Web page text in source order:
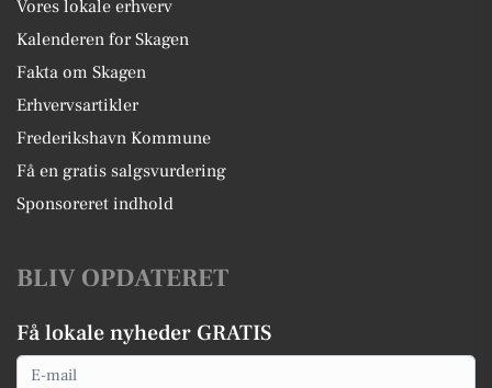
Vores lokale erhverv
Kalenderen for Skagen
Fakta om Skagen
Erhvervsartikler
Frederikshavn Kommune
Få en gratis salgsvurdering
Sponsoreret indhold
BLIV OPDATERET
Få lokale nyheder GRATIS
Email